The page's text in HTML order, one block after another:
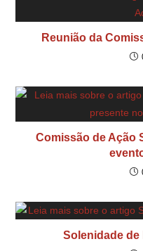
Reunião da
Comissão de Ação
Solenidade de